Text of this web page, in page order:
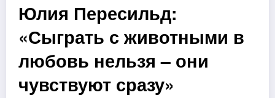
Юлия Пересильд:
«Сыграть с животными в
любовь нельзя – они
чувствуют сразу»